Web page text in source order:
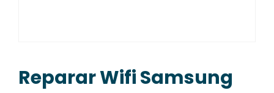
Reparar Wifi Samsung